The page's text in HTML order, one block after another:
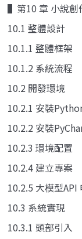
▌第10 章 小說創
10.1 整體設計
10.1.1 整體框架
10.1.2 系統流程
10.2 開發環境
10.2.1 安裝
10.2.2 安裝
10.2.3 環境配置
10.2.4 建立專案
10.2.5 大模型API
10.3 系統實現
10.3.1 頭部引入